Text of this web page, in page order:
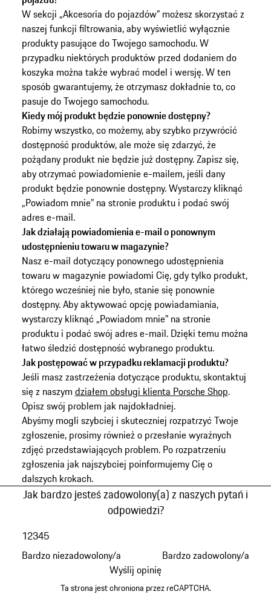
W sekcji „Akcesoria do pojazdów” możesz skorzystać z
naszej funkcji filtrowania, aby wyświetlić wyłącznie
produkty pasujące do Twojego samochodu. W
przypadku niektórych produktów przed dodaniem do
koszyka można także wybrać model i wersję. W ten
sposób gwarantujemy, że otrzymasz dokładnie to, co
pasuje do Twojego samochodu.
Kiedy mój produkt będzie ponownie dostępny?
Robimy wszystko, co możemy, aby szybko przywrócić
dostępność produktów, ale może się zdarzyć, że
pożądany produkt nie będzie już dostępny. Zapisz się,
aby otrzymać powiadomienie e-mailem, jeśli dany
produkt będzie ponownie dostępny. Wystarczy kliknąć
„Powiadom mnie” na stronie produktu i podać swój
adres e-mail.
Jak działają powiadomienia e-mail o ponownym
udostępnieniu towaru w magazynie?
Nasz e-mail dotyczący ponownego udostępnienia
towaru w magazynie powiadomi Cię, gdy tylko produkt,
którego wcześniej nie było, stanie się ponownie
dostępny. Aby aktywować opcję powiadamiania,
wystarczy kliknąć „Powiadom mnie” na stronie
produktu i podać swój adres e-mail. Dzięki temu można
łatwo śledzić dostępność wybranego produktu.
Jak postępować w przypadku reklamacji produktu?
Jeśli masz zastrzeżenia dotyczące produktu, skontaktuj
się z naszym działem obsługi klienta Porsche Shop.
Opisz swój problem jak najdokładniej.
Abyśmy mogli szybciej i skuteczniej rozpatrzyć Twoje
zgłoszenie, prosimy również o przesłanie wyraźnych
zdjęć przedstawiających problem. Po rozpatrzeniu
zgłoszenia jak najszybciej poinformujemy Cię o
dalszych krokach.
Jak bardzo jesteś zadowolony(a) z naszych pytań i
odpowiedzi?
Bardzo niezadowolony/a
12345
Bardzo zadowolony/a
Wyślij opinię
Ta strona jest chroniona przez reCAPTCHA.